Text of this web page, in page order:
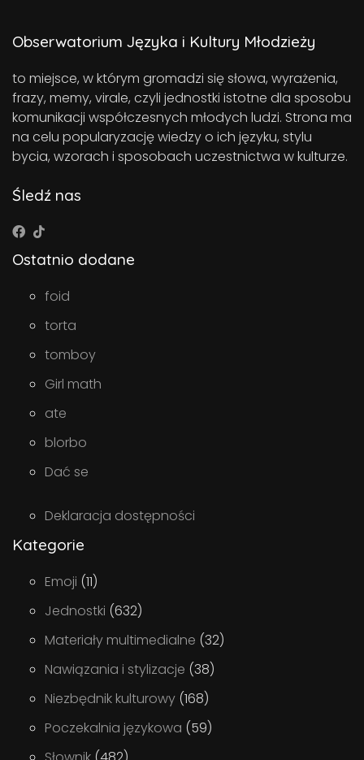
Obserwatorium Języka i Kultury Młodzieży
to miejsce, w którym gromadzi się słowa, wyrażenia,
frazy, memy, virale, czyli jednostki istotne dla sposobu
komunikacji współczesnych młodych ludzi. Strona ma
na celu popularyzację wiedzy o ich języku, stylu
bycia, wzorach i sposobach uczestnictwa w kulturze.
Śledź nas
Ostatnio dodane
foid
torta
tomboy
Girl math
ate
blorbo
Dać se
Deklaracja dostępności
Kategorie
Emoji (11)
Jednostki (632)
Materiały multimedialne (32)
Nawiązania i stylizacje (38)
Niezbędnik kulturowy (168)
Poczekalnia językowa (59)